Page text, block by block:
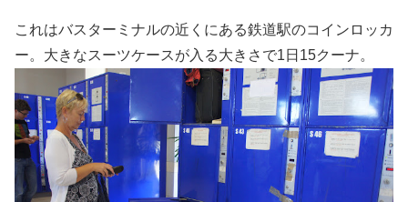
これはバスターミナルの近くにある鉄道駅のコインロッカ
ー。大きなスーツケースが入る大きさで1日15クーナ。